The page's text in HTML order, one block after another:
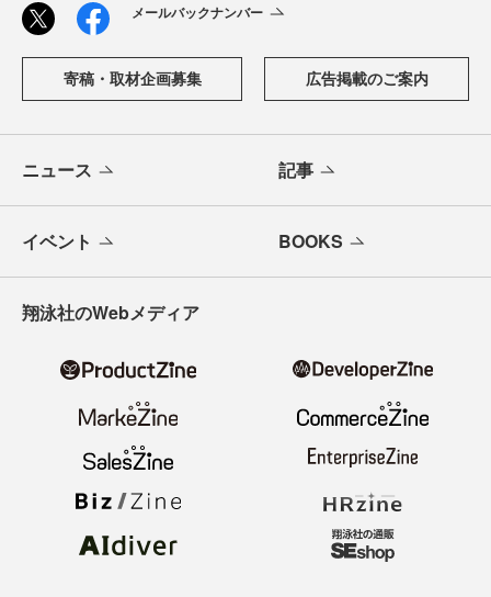
メールバックナンバー
寄稿・取材企画募集 広告掲載のご案内
ニュース 記事
イベント BOOKS
翔泳社のWebメディア